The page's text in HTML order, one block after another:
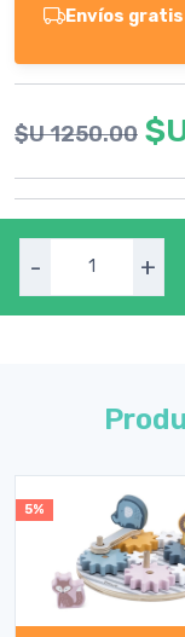
Envíos gratis
$U 1250.00
- +
5%